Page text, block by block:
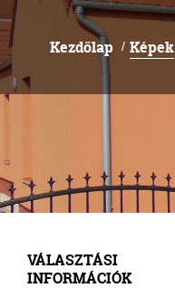
Kezdőlap / Képek
VÁLASZTÁSI
INFORMÁCIÓK